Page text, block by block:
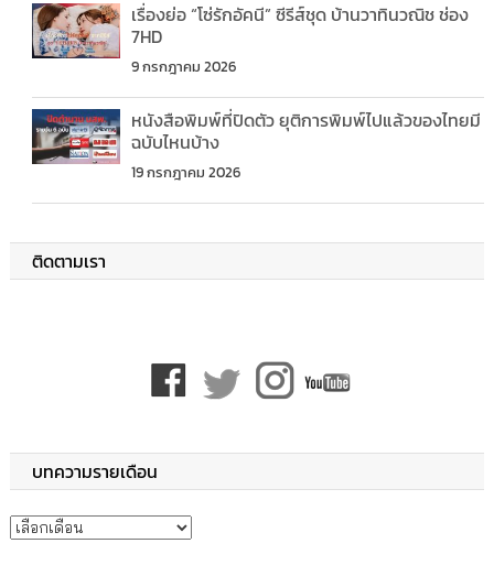
เรื่องย่อ “โซ่รักอัคนี” ซีรีส์ชุด บ้านวาทินวณิช ช่อง
7HD
9 กรกฎาคม 2026
หนังสือพิมพ์ที่ปิดตัว ยุติการพิมพ์ไปแล้วของไทยมี
ฉบับไหนบ้าง
19 กรกฎาคม 2026
ติดตามเรา
บทความรายเดือน
บทความรายเดือน